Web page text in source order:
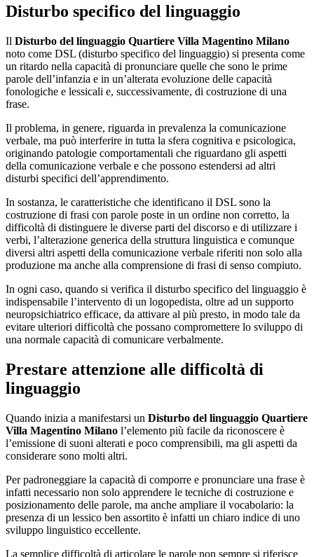
Disturbo specifico del linguaggio
Il Disturbo del linguaggio Quartiere Villa Magentino Milano
noto come DSL (disturbo specifico del linguaggio) si presenta come
un ritardo nella capacità di pronunciare quelle che sono le prime
parole dell’infanzia e in un’alterata evoluzione delle capacità
fonologiche e lessicali e, successivamente, di costruzione di una
frase.
Il problema, in genere, riguarda in prevalenza la comunicazione
verbale, ma può interferire in tutta la sfera cognitiva e psicologica,
originando patologie comportamentali che riguardano gli aspetti
della comunicazione verbale e che possono estendersi ad altri
disturbi specifici dell’apprendimento.
In sostanza, le caratteristiche che identificano il DSL sono la
costruzione di frasi con parole poste in un ordine non corretto, la
difficoltà di distinguere le diverse parti del discorso e di utilizzare i
verbi, l’alterazione generica della struttura linguistica e comunque
diversi altri aspetti della comunicazione verbale riferiti non solo alla
produzione ma anche alla comprensione di frasi di senso compiuto.
In ogni caso, quando si verifica il disturbo specifico del linguaggio è
indispensabile l’intervento di un logopedista, oltre ad un supporto
neuropsichiatrico efficace, da attivare al più presto, in modo tale da
evitare ulteriori difficoltà che possano compromettere lo sviluppo di
una normale capacità di comunicare verbalmente.
Prestare attenzione alle difficoltà di
linguaggio
Quando inizia a manifestarsi un Disturbo del linguaggio Quartiere
Villa Magentino Milano l’elemento più facile da riconoscere è
l’emissione di suoni alterati e poco comprensibili, ma gli aspetti da
considerare sono molti altri.
Per padroneggiare la capacità di comporre e pronunciare una frase è
infatti necessario non solo apprendere le tecniche di costruzione e
posizionamento delle parole, ma anche ampliare il vocabolario: la
presenza di un lessico ben assortito è infatti un chiaro indice di uno
sviluppo linguistico eccellente.
La semplice difficoltà di articolare le parole non sempre si riferisce